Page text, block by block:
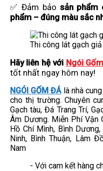
✅ Đảm bảo sản phẩm
phẩm – đúng màu sắc
Thi công lát gạch
Hãy liên hệ với Ngói
tốt nhất ngay hôm nay!
NGÓI GỐM ĐÁlà nhà
cho thị trường. Chuyên
Gạch tàu, Đá Trang Trí,
Âm Dương. Miễn Phí Vận
Hồ Chí Mình, Bình
Ninh, Bình Thuận, Lâm
Nam
- Với cam kết hàng